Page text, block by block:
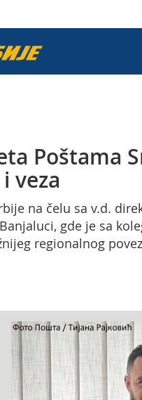
Poštama
veza
na čelu sa v.d.
gde je sa
regionalnog